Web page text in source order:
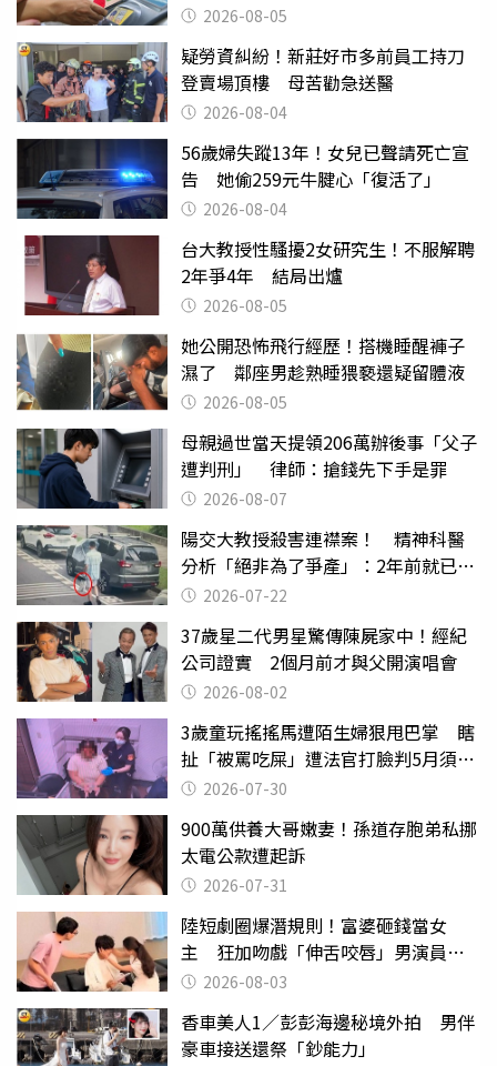
2026-08-05
疑勞資糾紛！新莊好市多前員工持刀
登賣場頂樓 母苦勸急送醫
2026-08-04
56歲婦失蹤13年！女兒已聲請死亡宣
告 她偷259元牛腱心「復活了」
2026-08-04
台大教授性騷擾2女研究生！不服解聘
2年爭4年 結局出爐
2026-08-05
她公開恐怖飛行經歷！搭機睡醒褲子
濕了 鄰座男趁熟睡猥褻還疑留體液
2026-08-05
母親過世當天提領206萬辦後事「父子
遭判刑」 律師：搶錢先下手是罪
2026-08-07
陽交大教授殺害連襟案！ 精神科醫
分析「絕非為了爭產」：2年前就已言
行詭異
2026-07-22
37歲星二代男星驚傳陳屍家中！經紀
公司證實 2個月前才與父開演唱會
2026-08-02
3歲童玩搖搖馬遭陌生婦狠甩巴掌 瞎
扯「被罵吃屎」遭法官打臉判5月須入
監 2026-07-30
900萬供養大哥嫩妻！孫道存胞弟私挪
太電公款遭起訴
2026-07-31
陸短劇圈爆潛規則！富婆砸錢當女
主 狂加吻戲「伸舌咬唇」男演員崩
潰 2026-08-03
香車美人1／彭彭海邊秘境外拍 男伴
豪車接送還祭「鈔能力」